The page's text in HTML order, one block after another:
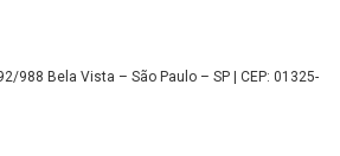
988 Bela Vista – São Paulo – SP | CEP: 01325-